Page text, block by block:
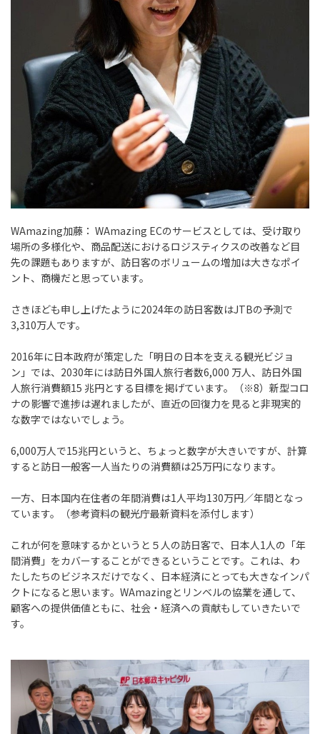
WAmazing加藤： WAmazing ECのサービスとしては、受け取り
場所の多様化や、商品配送におけるロジスティクスの改善など目
先の課題もありますが、訪日客のボリュームの増加は大きなポイ
ント、商機だと思っています。
さきほども申し上げたように2024年の訪日客数はJTBの予測で
3,310万人です。
2016年に日本政府が策定した「明日の日本を支える観光ビジョ
ン」では、2030年には訪日外国人旅行者数6,000 万人、訪日外国
人旅行消費額15 兆円とする目標を掲げています。（※8）新型コロ
ナの影響で進捗は遅れましたが、直近の回復力を見ると非現実的
な数字ではないでしょう。
6,000万人で15兆円というと、ちょっと数字が大きいですが、計算
すると訪日一般客一人当たりの消費額は25万円になります。
一方、日本国内在住者の年間消費は1人平均130万円／年間となっ
ています。（参考資料の観光庁最新資料を添付します）
これが何を意味するかというと５人の訪日客で、日本人1人の「年
間消費」をカバーすることができるということです。これは、わ
たしたちのビジネスだけでなく、日本経済にとっても大きなインパ
クトになると思います。WAmazingとリンベルの協業を通して、
顧客への提供価値ともに、社会・経済への貢献もしていきたいで
す。